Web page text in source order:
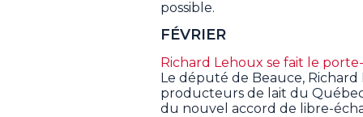
possible.
FÉVRIER
Richard Lehoux se fait le
Le député de Beauce,
producteurs de lait du
du nouvel accord de libre-